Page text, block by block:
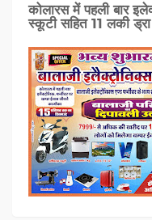
कोलारस में पहली बार
स्कूटी सहित 11 लकी ड्रा